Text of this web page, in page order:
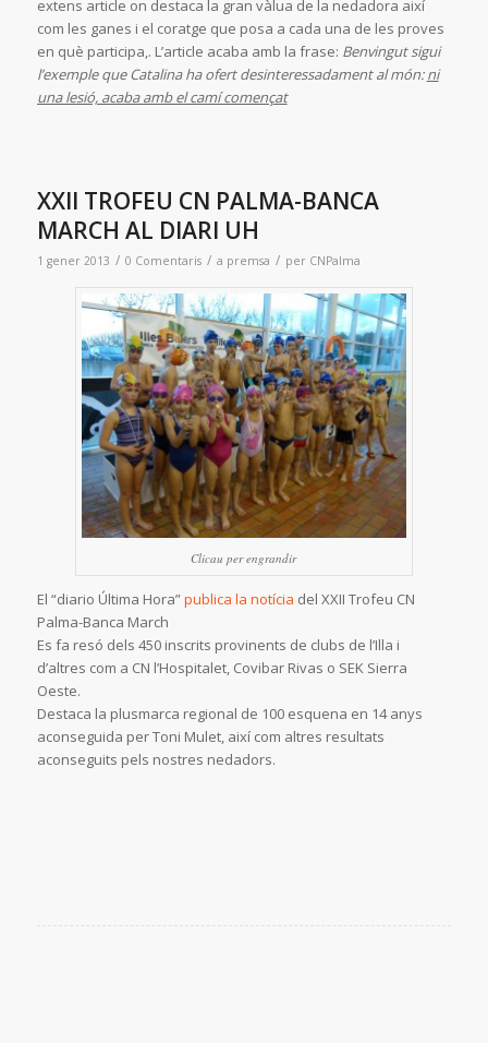
extens article on destaca la gran vàlua de la nedadora així
com les ganes i el coratge que posa a cada una de les proves
en què participa,. L’article acaba amb la frase: Benvingut sigui
l’exemple que Catalina ha ofert desinteressadament al món:ni
una lesió, acaba amb el camí començat
XXII TROFEU CN PALMA-BANCA
MARCH AL DIARI UH
1 gener 2013 / 0 Comentaris / a premsa / per CNPalma
Clicau per engrandir
El “diario Última Hora”publica la notícia del XXII Trofeu CN
Palma-Banca March
Es fa resó dels 450 inscrits provinents de clubs de l’Illa i
d’altres com a CN l’Hospitalet, Covibar Rivas o SEK Sierra
Oeste.
Destaca la plusmarca regional de 100 esquena en 14 anys
aconseguida per Toni Mulet, així com altres resultats
aconseguits pels nostres nedadors.